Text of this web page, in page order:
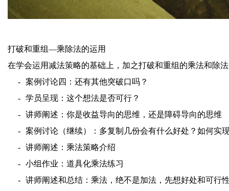
打破和重组—乘除法的运用
在学会运用减法策略的基础上，加之打破和重组的乘法和除
-
案例讨论四 ：还有其他突破口吗？
-
学员呈现 ：这个想法是否可行？
-
讲师阐述：你是收益导向的思维，还是障碍导向的思维
-
案例讨论（继续）： 多复制几份会有什么好处？如何实
-
讲师阐述：乘法策略介绍
-
小组作业：道具化乘法练习
-
讲师阐述和总结：乘法，绝不是加法， 先想好处和可行